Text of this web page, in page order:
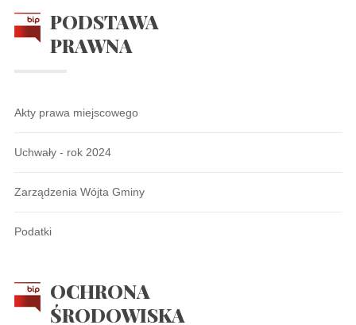
PODSTAWA
PRAWNA
Akty prawa miejscowego
Uchwały - rok 2024
Zarządzenia Wójta Gminy
Podatki
OCHRONA
ŚRODOWISKA